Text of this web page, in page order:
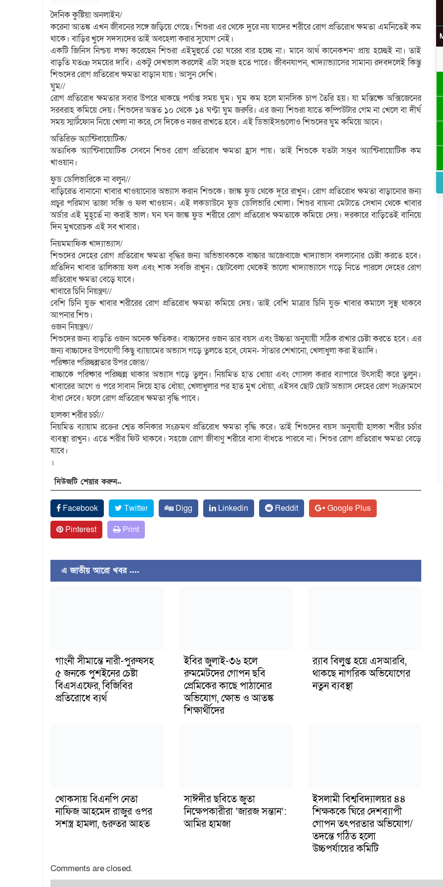
দৈনিক কুষ্টিয়া অনলাইন/
করেনা আতঙ্ক এখন জীবনের সঙ্গে জড়িয়ে গেছে। শিশুরা এর থেকে দুরে নয় যাদের শরীরে রোগ প্রতিরোধ ক্ষমতা এমনিতেই কম
থাকে। বাড়ির খুদে সদস্যদের তাই অবহেলা করার সুযোগ নেই।
একটি জিনিস নিশ্চয় লক্ষ্য করেছেন শিশুরা এইমুহুর্তে তো ঘরের বার হচ্ছে না। মানে আর্থ কানেকশন’ প্রায় হচ্ছেই না। তাই
বাড়তি যতœ সময়ের দাবি। একটু দেখভাল করলেই এটা সহজ হতে পারে। জীবনযাপন, খাদ্যাভ্যাসের সামান্য রদবদলেই কিন্তু
শিশুদের রোগ প্রতিরোধ ক্ষমতা বাড়ান যায়। আসুন দেখি।
ঘুম//
রোগ প্রতিরোধ ক্ষমতার সবার উপরে থাকছে পর্যাপ্ত সময় ঘুম। ঘুম কম হলে মানসিক চাপ তৈরি হয়। যা মস্তিষ্কে অক্সিজেনের
সরবরাহ কমিয়ে দেয়। শিশুদের অন্তত ১০ থেকে ১৪ ঘণ্টা ঘুম জরুরি। এর জন্য শিশুরা যাতে কম্পিউটার গেম না খেলে বা দীর্ঘ
সময় স্মার্টফোন নিয়ে খেলা না করে, সে দিকেও নজর রাখতে হবে। এই ডিভাইসগুলোও শিশুদের ঘুম কমিয়ে আনে।
অতিরিক্ত অ্যান্টিবায়োটিক/
অত্যধিক অ্যান্টিবায়োটিক সেবনে শিশুর রোগ প্রতিরোধ ক্ষমতা হ্রাস পায়। তাই শিশুকে যতটা সম্ভব অ্যান্টিবায়োটিক কম
খাওয়ান।
ফুড ডেলিভারিকে না বলুন//
বাড়িরেত বানানো খাবার খাওয়ানোর অভ্যাস করান শিশুকে। জাঙ্ক ফুড থেকে দূরে রাখুন। রোগ প্রতিরোধ ক্ষমতা বাড়ানোর জন্য
প্রচুর পরিমাণ তাজা সব্জি ও ফল খাওয়ান। এই লকডাউনে ফুড ডেলিভারি খোলা। শিশুর বায়না মেটাতে সে‌খান থেকে খাবার
অর্ডার এই মুহূর্তে না করাই ভাল। ঘন ঘন জাঙ্ক ফুড শরীরে রোগ প্রতিরোধ ক্ষমতাকে কমিয়ে দেয়। দরকারে বাড়িতেই বানিয়ে
দিন মুখরোচক এই সব খাবার।
নিয়মমাফিক খাদ্যাভ্যাস/
শিশুদের দেহের রোগ প্রতিরোধ ক্ষমতা বৃদ্ধির জন্য অভিভাবককে বাচ্চার আজেবাজে খাদ্যাভাস বদলানোর চেষ্টা করতে হবে।
প্রতিদিন খাবার তালিকায় ফল এবং শাক সবজি রাখুন। ছোটবেলা থেকেই ভালো খাদ্যাভ্যাসে গড়ে নিতে পারলে দেহের রোগ
প্রতিরোধ ক্ষমতা বেড়ে যাবে।
খাবারে চিনি নিয়ন্ত্রণ//
বেশি চিনি যুক্ত খাবার শরীরের রোগ প্রতিরোধ ক্ষমতা কমিয়ে দেয়। তাই বেশি মাত্রার চিনি যুক্ত খাবার কমালে সুস্থ থাকবে
আপনার শিশু।
ওজন নিয়ন্ত্রণ//
শিশুদের জন্য বাড়তি ওজন অনেক ক্ষতিকর। বাচ্চাদের ওজন তার বয়স এবং উচ্চতা অনুযায়ী সঠিক রাখার চেষ্টা করতে হবে। এর
জন্য বাচ্চাদের উপযোগী কিছু ব্যায়ামের অভ্যাস গড়ে তুলতে হবে, যেমন- সাঁতার শেখানো, খেলাধুলা করা ইত্যাদি।
পরিষ্কার পরিচ্ছন্নতার উপর জোর//
বাচ্চাকে পরিষ্কার পরিচ্ছন্ন থাকার অভ্যাস গড়ে তুলুন। নিয়মিত হাত ধোয়া এবং গোসল করার ব্যাপারে উৎসাহী করে তুলুন।
খাবারের আগে ও পরে সাবান দিয়ে হাত ধোঁয়া, খেলাধুলার পর হাত মুখ ধোঁয়া, এইসব ছোট ছোট অভ্যাস দেহের রোগ সংক্রামণে
বাঁধা দেবে। ফলে রোগ প্রতিরোধ ক্ষমতা বৃদ্ধি পাবে।
হালকা শরীর চর্চা//
নিয়মিত ব্যায়াম রক্তের শ্বেত কনিকার সংক্রমণ প্রতিরোধ ক্ষমতা বৃদ্ধি করে। তাই শিশুদের বয়স অনুযায়ী হালকা শরীর চর্চার
ব্যবস্থা রাখুন। এতে শরীর ফিট থাকবে। সহজে রোগ জীবাণু শরীরে বাসা বাঁধতে পারবে না। শিশুর রোগ প্রতিরোধ ক্ষমতা বেড়ে
যাবে।
।
নিউজটি শেয়ার করুন..
Facebook Twitter Digg Linkedin Reddit
Google Plus
Pinterest
Print
এ জাতীয় আরো খবর ....
গাংনী সীমান্তে নারী-পুরুষসহ
৫ জনকে পুশইনের চেষ্টা
বিএসএফের, বিজিবির
প্রতিরোধে ব্যর্থ
ইবির জুলাই-৩৬ হলে
রুমমেটদের গোপন ছবি
প্রেমিকের কাছে পাঠানোর
অভিযোগ, ক্ষোভ ও আতঙ্ক
শিক্ষার্থীদের
র‍্যাব বিলুপ্ত হয়ে এসআরবি,
থাকছে নাগরিক অভিযোগের
নতুন ব্যবস্থা
খোকসায় বিএনপি নেতা
নাফিজ আহমেদ রাজুর ওপর
সশস্ত্র হামলা, গুরুতর আহত
সাঈদীর ছবিতে জুতা
নিক্ষেপকারীরা ‘জারজ সন্তান’:
আমির হামজা
ইসলামী বিশ্ববিদ্যালয়র ৪৪
শিক্ষককে ঘিরে দেশব্যাপী
গোপন তৎপরতার অভিযোগ/
তদন্তে গঠিত হলো
উচ্চপর্যায়ের কমিটি
Comments are closed.